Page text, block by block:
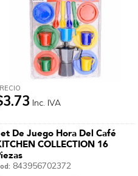
Inc. IVA
De Juego Hora Del Café
COLLECTION 16
843956702372